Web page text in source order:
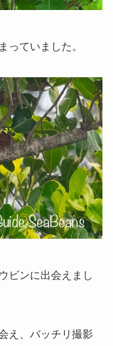
っていました。
ビンに出会えまし
え、バッチリ撮影